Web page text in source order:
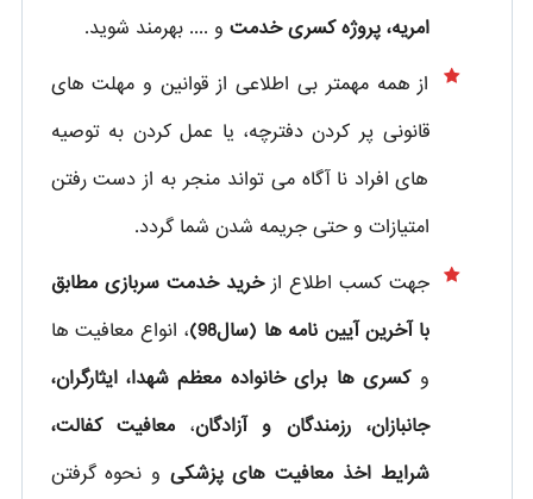
امریه، پروژه کسری خدمت و .... بهرمند شوید.
از همه مهمتر بی اطلاعی از قوانین و مهلت های
قانونی پر کردن دفترچه، یا عمل کردن به توصیه
های افراد نا آگاه می تواند منجر به از دست رفتن
امتیازات و حتی جریمه شدن شما گردد.
جهت کسب اطلاع از خرید خدمت سربازی مطابق
با آخرین آیین نامه ها (سال98)
، انواع معافیت ها
و کسری ها برای خانواده معظم شهدا، ایثارگران،
جانبازان، رزمندگان و آزادگان، معافیت کفالت،
شرایط اخذ معافیت های پزشکی و نحوه گرفتن